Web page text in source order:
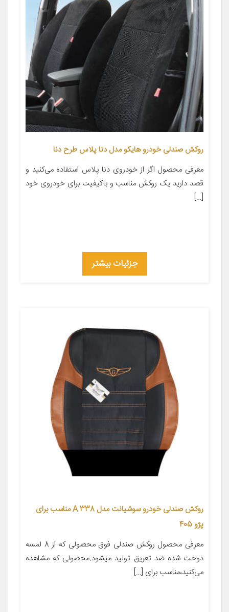
روکش صندلی خودرو هایکو مدل دنا پلاس طرح دنا
معرفی محصول اگر از خودروی دنا پلاس استفاده می‌کنید و
قصد دارید یک روکش مناسب و باکیفیت برای خودروی خود
[…]
جزئیات بیشتر
روکش صندلی خودرو سوشیانت مدل A 338 مناسب برای
پژو 405
معرفی محصول روکش صندلی فوق محصولی که از 8 لمسه
دوخت شده ضد تعریق تولید میشود.محصولی که مشاهده
می‌کنید،مناسب برای […]